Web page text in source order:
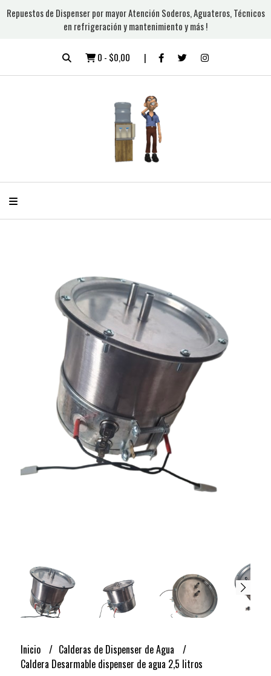
Repuestos de Dispenser por mayor Atención Soderos, Aguateros, Técnicos
en refrigeración y mantenimiento y más !
0 - $0,00
Inicio
Calderas de Dispenser de Agua
Caldera Desarmable dispenser de agua 2,5 litros